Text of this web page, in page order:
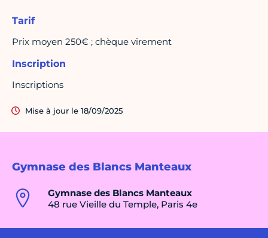
Gymnase des Blancs Manteaux
Gymnase des Blancs Manteaux
48 rue Vieille du Temple, Paris 4e
Tarif
Prix moyen 250€ ; chèque virement
Inscription
Inscriptions
Mise à jour le 18/09/2025